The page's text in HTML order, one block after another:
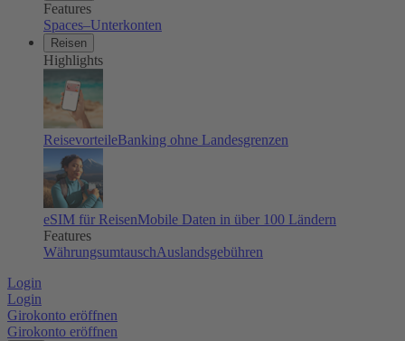
Features
Spaces–Unterkonten
Reisen
Highlights
ReisevorteileBanking ohne Landesgrenzen
eSIM für ReisenMobile Daten in über 100 Ländern
Features
WährungsumtauschAuslandsgebühren
Login
Login
Girokonto eröffnen
Girokonto eröffnen